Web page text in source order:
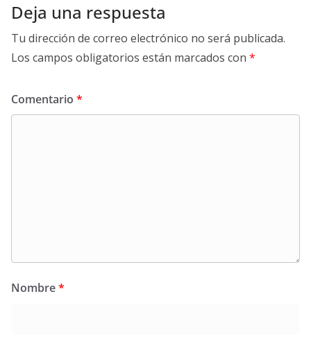
Deja una respuesta
Tu dirección de correo electrónico no será publicada.
Los campos obligatorios están marcados con *
Comentario *
Nombre*